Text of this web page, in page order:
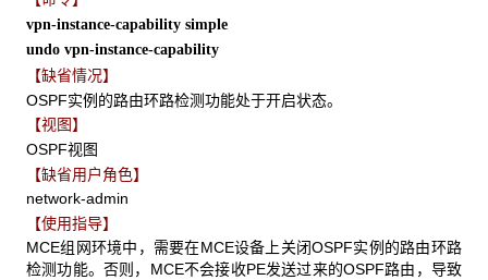
vpn-instance-capability simple
undo vpn-instance-capability
【缺省情况】
OSPF实例的路由环路检测功能处于开启状态。
【视图】
OSPF视图
【缺省用户角色】
network-admin
【使用指导】
MCE组网环境中，需要在MCE设备上关闭OSPF实例的路由环路
检测功能。否则，MCE不会接收PE发送过来的OSPF路由，导致